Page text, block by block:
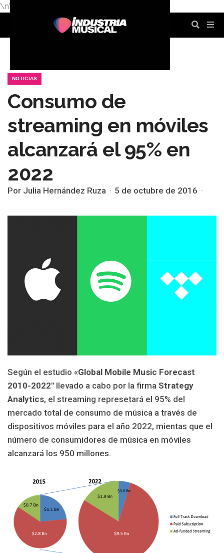
\n\n
NOTICIAS
Consumo de
streaming en móviles
alcanzará el 95% en
2022
Por Julia Hernández Ruza 5 de octubre de 2016
Según el estudio «Global Mobile Music Forecast
2010-2022″ llevado a cabo por la firma Strategy
Analytics, el streaming represetará el 95% del
mercado total de consumo de música a través de
dispositivos móviles para el año 2022, mientas que el
número de consumidores de música en móviles
alcanzará los 950 millones.